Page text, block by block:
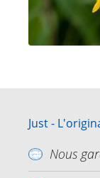
Just -
Nous